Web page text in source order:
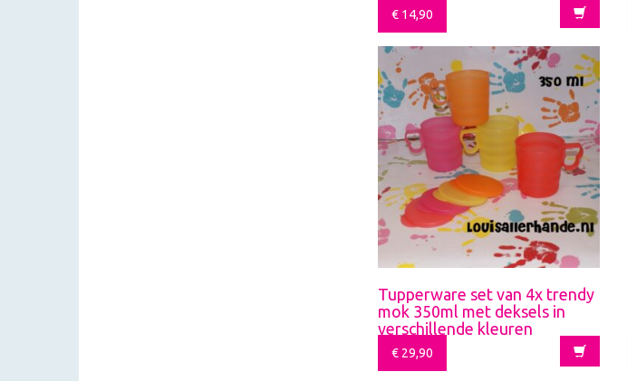
€ 14,90
Tupperware set van 4x trendy
mok 350ml met deksels in
verschillende kleuren
€ 29,90